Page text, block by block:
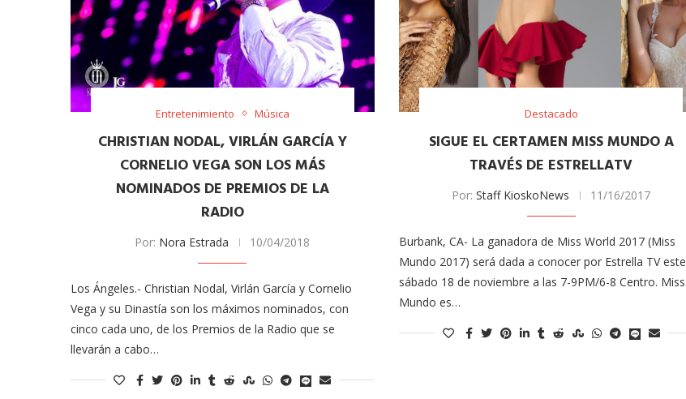
Entretenimiento Música
CHRISTIAN NODAL, VIRLÁN GARCÍA Y
CORNELIO VEGA SON LOS MÁS
NOMINADOS DE PREMIOS DE LA
RADIO
Por: Nora Estrada 10/04/2018
Los Ángeles.- Christian Nodal, Virlán García y Cornelio
Vega y su Dinastía son los máximos nominados, con
cinco cada uno, de los Premios de la Radio que se
llevarán a cabo…
Destacado
SIGUE EL CERTAMEN MISS MUNDO A
TRAVÉS DE ESTRELLATV
Por:Staff KioskoNews 11/16/2017
Burbank, CA- La ganadora de Miss World 2017 (Miss
Mundo 2017) será dada a conocer por Estrella TV este
sábado 18 de noviembre a las 7-9PM/6-8 Centro. Miss
Mundo es…